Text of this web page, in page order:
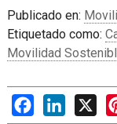
Publicado en:
Etiquetado como:
Movilidad
FacebookLinkedIn
X